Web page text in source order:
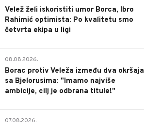
Velež želi iskoristiti umor Borca, Ibro
Rahimić optimista: Po kvalitetu smo
četvrta ekipa u ligi
08.08.2026.
Borac protiv Veleža između dva okršaja
sa Bjelorusima: "Imamo najviše
ambicije, cilj je odbrana titule!"
07.08.2026.